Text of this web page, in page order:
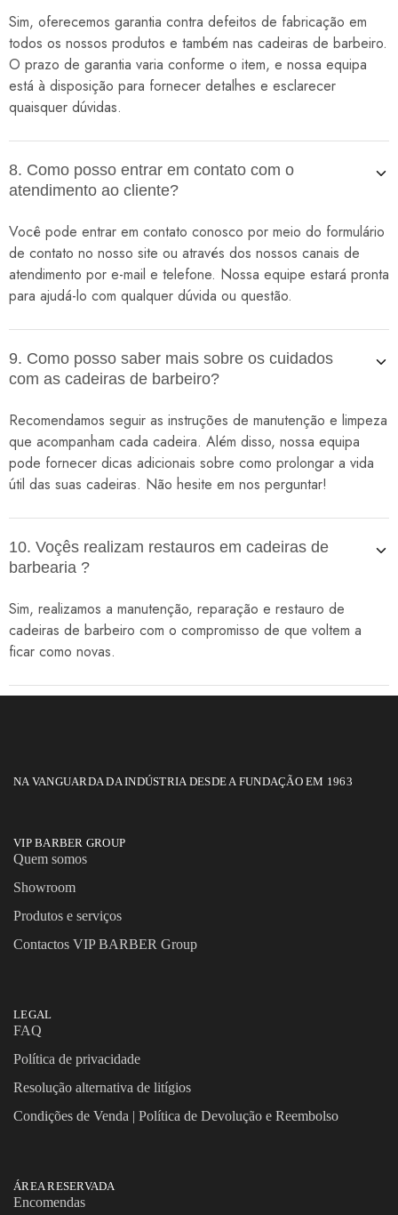
Sim, oferecemos garantia contra defeitos de fabricação em
todos os nossos produtos e também nas cadeiras de barbeiro.
O prazo de garantia varia conforme o item, e nossa equipa
está à disposição para fornecer detalhes e esclarecer
quaisquer dúvidas.
8. Como posso entrar em contato com o
atendimento ao cliente?
Você pode entrar em contato conosco por meio do formulário
de contato no nosso site ou através dos nossos canais de
atendimento por e-mail e telefone. Nossa equipe estará pronta
para ajudá-lo com qualquer dúvida ou questão.
9. Como posso saber mais sobre os cuidados
com as cadeiras de barbeiro?
Recomendamos seguir as instruções de manutenção e limpeza
que acompanham cada cadeira. Além disso, nossa equipa
pode fornecer dicas adicionais sobre como prolongar a vida
útil das suas cadeiras. Não hesite em nos perguntar!
10. Voçês realizam restauros em cadeiras de
barbearia ?
Sim, realizamos a manutenção, reparação e restauro de
cadeiras de barbeiro com o compromisso de que voltem a
ficar como novas.
NA VANGUARDA DA INDÚSTRIA DESDE A FUNDAÇÃO EM 1963
VIP BARBER GROUP
Quem somos
Showroom
Produtos e serviços
Contactos VIP BARBER Group
LEGAL
FAQ
Política de privacidade
Resolução alternativa de litígios
Condições de Venda | Política de Devolução e Reembolso
ÁREA RESERVADA
Encomendas